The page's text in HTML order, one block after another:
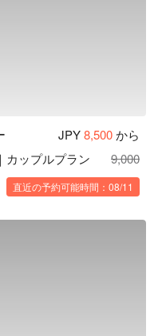
JPY8,500から
カップルプラン
9,000
直近の予約可能時間：08/11